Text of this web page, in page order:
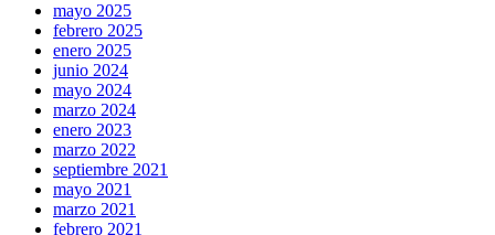
mayo 2025
febrero 2025
enero 2025
junio 2024
mayo 2024
marzo 2024
enero 2023
marzo 2022
septiembre 2021
mayo 2021
marzo 2021
febrero 2021